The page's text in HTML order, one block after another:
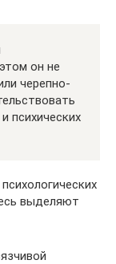
он не
черепно-
психических
выделяют